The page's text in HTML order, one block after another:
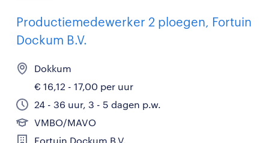
Productiemedewerker 2 ploegen, Fortuin
Dockum B.V.
Dokkum
€ 16,12 - 17,00 per uur
24 - 36 uur, 3 - 5 dagen p.w.
VMBO/MAVO
Fortuin Dockum B.V.